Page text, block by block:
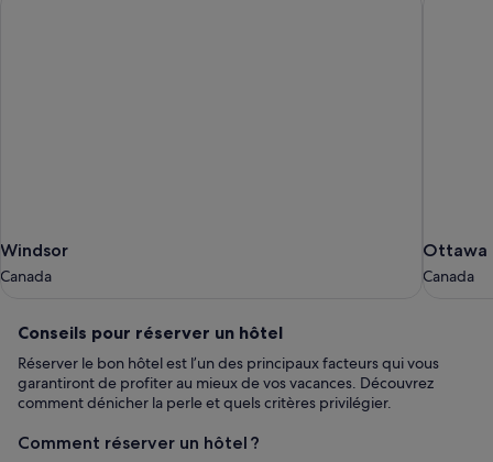
Windsor
Canada
Windsor
Canada
Ottawa
Canada
Ottawa
Canada
Conseils
pour
réserver
un
hôtel
Conseils pour réserver un hôtel
Réserver le bon hôtel est l’un des principaux facteurs qui vous
garantiront de profiter au mieux de vos vacances. Découvrez
comment dénicher la perle et quels critères privilégier.
Comment réserver un hôtel ?